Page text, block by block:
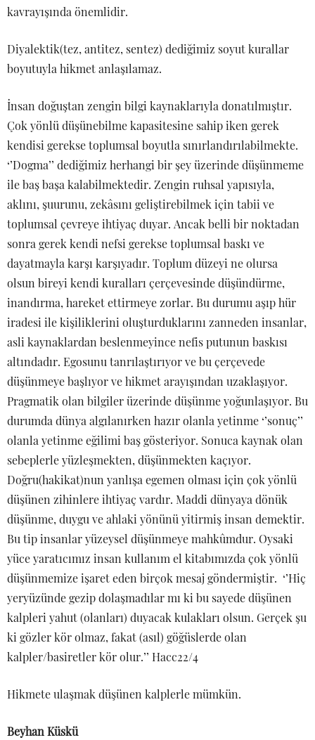
kavrayışında önemlidir.
Diyalektik(tez, antitez, sentez) dediğimiz soyut kurallar
boyutuyla hikmet anlaşılamaz.
İnsan doğuştan zengin bilgi kaynaklarıyla donatılmıştır.
Çok yönlü düşünebilme kapasitesine sahip iken gerek
kendisi gerekse toplumsal boyutla sınırlandırılabilmekte.
‘’Dogma’’ dediğimiz herhangi bir şey üzerinde düşünmeme
ile baş başa kalabilmektedir. Zengin ruhsal yapısıyla,
aklını, şuurunu, zekâsını geliştirebilmek için tabii ve
toplumsal çevreye ihtiyaç duyar. Ancak belli bir noktadan
sonra gerek kendi nefsi gerekse toplumsal baskı ve
dayatmayla karşı karşıyadır. Toplum düzeyi ne olursa
olsun bireyi kendi kuralları çerçevesinde düşündürme,
inandırma, hareket ettirmeye zorlar. Bu durumu aşıp hür
iradesi ile kişiliklerini oluşturduklarını zanneden insanlar,
asli kaynaklardan beslenmeyince nefis putunun baskısı
altındadır. Egosunu tanrılaştırıyor ve bu çerçevede
düşünmeye başlıyor ve hikmet arayışından uzaklaşıyor.
Pragmatik olan bilgiler üzerinde düşünme yoğunlaşıyor. Bu
durumda dünya algılanırken hazır olanla yetinme ‘’sonuç’’
olanla yetinme eğilimi baş gösteriyor. Sonuca kaynak olan
sebeplerle yüzleşmekten, düşünmekten kaçıyor.
Doğru(hakikat)nun yanlışa egemen olması için çok yönlü
düşünen zihinlere ihtiyaç vardır. Maddi dünyaya dönük
düşünme, duygu ve ahlaki yönünü yitirmiş insan demektir.
Bu tip insanlar yüzeysel düşünmeye mahkûmdur. Oysaki
yüce yaratıcımız insan kullanım el kitabımızda çok yönlü
düşünmemize işaret eden birçok mesaj göndermiştir. ‘’Hiç
yeryüzünde gezip dolaşmadılar mı ki bu sayede düşünen
kalpleri yahut (olanları) duyacak kulakları olsun. Gerçek şu
ki gözler kör olmaz, fakat (asıl) göğüslerde olan
kalpler/basiretler kör olur.’’ Hacc22/4
Hikmete ulaşmak düşünen kalplerle mümkün.
Beyhan Küskü